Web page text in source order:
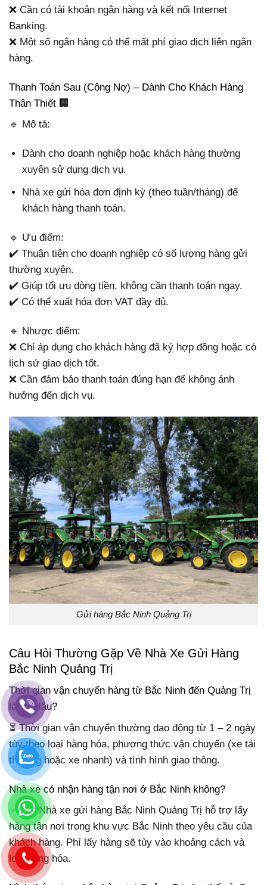
❌ Cần có tài khoản ngân hàng và kết nối Internet
Banking.
❌ Một số ngân hàng có thể mất phí giao dịch liên ngân
hàng.
Thanh Toán Sau (Công Nợ) – Dành Cho Khách Hàng
Thân Thiết 🏢
🔹 Mô tả:
Dành cho doanh nghiệp hoặc khách hàng thường
xuyên sử dụng dịch vụ.
Nhà xe gửi hóa đơn định kỳ (theo tuần/tháng) để
khách hàng thanh toán.
🔹 Ưu điểm:
✔️ Thuận tiện cho doanh nghiệp có số lượng hàng gửi
thường xuyên.
✔️ Giúp tối ưu dòng tiền, không cần thanh toán ngay.
✔️ Có thể xuất hóa đơn VAT đầy đủ.
🔹 Nhược điểm:
❌ Chỉ áp dụng cho khách hàng đã ký hợp đồng hoặc có
lịch sử giao dịch tốt.
❌ Cần đảm bảo thanh toán đúng hạn để không ảnh
hưởng đến dịch vụ.
Gửi hàng Bắc Ninh Quảng Trị
Câu Hỏi Thường Gặp Về Nhà Xe Gửi Hàng
Bắc Ninh Quảng Trị
Thời gian vận chuyển hàng từ Bắc Ninh đến Quảng Trị
là bao lâu?
⏳ Thời gian vận chuyển thường dao động từ 1 – 2 ngày
tùy theo loại hàng hóa, phương thức vận chuyển (xe tải
thường hoặc xe nhanh) và tình hình giao thông.
Nhà xe có nhận hàng tận nơi ở Bắc Ninh không?
✅ Có. Nhà xe gửi hàng Bắc Ninh Quảng Trị hỗ trợ lấy
hàng tận nơi trong khu vực Bắc Ninh theo yêu cầu của
khách hàng. Phí lấy hàng sẽ tùy vào khoảng cách và
loại hàng hóa.